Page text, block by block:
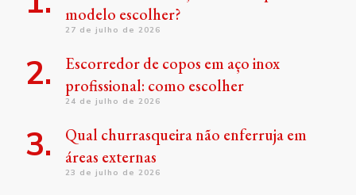
modelo escolher?
27 de julho de 2026
Escorredor de copos em aço inox
profissional: como escolher
24 de julho de 2026
Qual churrasqueira não enferruja em
áreas externas
23 de julho de 2026